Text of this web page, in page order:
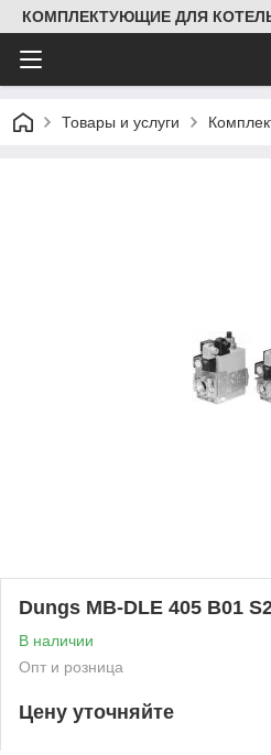
КОМПЛЕКТУЮЩИЕ ДЛЯ
Товары и услуги
Dungs MB-DLE 405 B01
В наличии
Опт и розница
Цену уточняйте